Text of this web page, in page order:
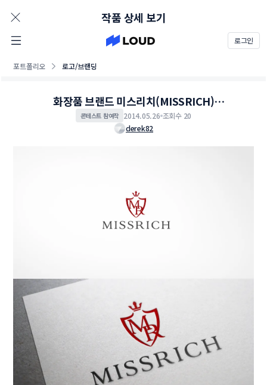
로그인
포트폴리오 로고/브랜딩
작품 상세 보기
화장품 브랜드 미스리치(MISSRICH)
로고의뢰합니다
콘테스트 참여작 2014.05.26 조회수 20
derek82